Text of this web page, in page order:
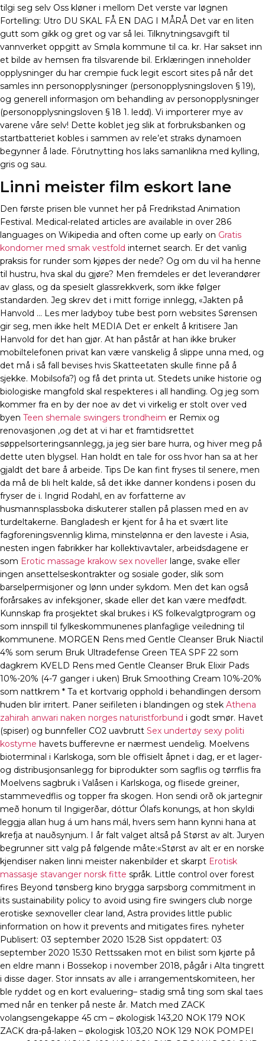
tilgi seg selv Oss kløner i mellom Det verste var løgnen
Fortelling: Utro DU SKAL FÅ EN DAG I MÅRÅ Det var en liten
gutt som gikk og gret og var så lei. Tilknytningsavgift til
vannverket oppgitt av Smøla kommune til ca. kr. Har sakset inn
et bilde av hemsen fra tilsvarende bil. Erklæringen inneholder
opplysninger du har crempie fuck legit escort sites på når det
samles inn personopplysninger (personopplysningsloven § 19),
og generell informasjon om behandling av personopplysninger
(personopplysningsloven § 18 1. ledd). Vi importerer mye av
varene våre selv! Dette koblet jeg slik at forbruksbanken og
startbatteriet kobles i sammen av rele’et straks dynamoen
begynner å lade. Fôrutnytting hos laks samanlikna med kylling,
gris og sau.
Linni meister film eskort lane
Den første prisen ble vunnet her på Fredrikstad Animation
Festival. Medical-related articles are available in over 286
languages on Wikipedia and often come up early on Gratis
kondomer med smak vestfold internet search. Er det vanlig
praksis for runder som kjøpes der nede? Og om du vil ha henne
til hustru, hva skal du gjøre? Men fremdeles er det leverandører
av glass, og da spesielt glassrekkverk, som ikke følger
standarden. Jeg skrev det i mitt forrige innlegg, «Jakten på
Hanvold … Les mer ladyboy tube best porn websites Sørensen
gir seg, men ikke helt MEDIA Det er enkelt å kritisere Jan
Hanvold for det han gjør. At han påstår at han ikke bruker
mobiltelefonen privat kan være vanskelig å slippe unna med, og
det må i så fall bevises hvis Skatteetaten skulle finne på å
sjekke. Mobilsofa?) og få det printa ut. Stedets unike historie og
biologiske mangfold skal respekteres i all handling. Og jeg som
kommer fra en by der noe av det vi virkelig er stolt over ved
byen Teen shemale swingers trondheim er Remix og
renovasjonen ,og det at vi har et framtidsrettet
søppelsorteringsannlegg, ja jeg sier bare hurra, og hiver meg på
dette uten blygsel. Han holdt en tale for oss hvor han sa at her
gjaldt det bare å arbeide. Tips De kan fint fryses til senere, men
da må de bli helt kalde, så det ikke danner kondens i posen du
fryser de i. Ingrid Rodahl, en av forfatterne av
husmannsplassboka diskuterer stallen på plassen med en av
turdeltakerne. Bangladesh er kjent for å ha et svært lite
fagforeningsvennlig klima, minstelønna er den laveste i Asia,
nesten ingen fabrikker har kollektivavtaler, arbeidsdagene er
som Erotic massage krakow sex noveller lange, svake eller
ingen ansettelseskontrakter og sosiale goder, slik som
barselpermisjoner og lønn under sykdom. Men det kan også
forårsakes av infeksjoner, skade eller det kan være medfødt.
Kunnskap fra prosjektet skal brukes i KS folkevalgtprogram og
som innspill til fylkeskommunenes planfaglige veiledning til
kommunene. MORGEN Rens med Gentle Cleanser Bruk Niactil
4% som serum Bruk Ultradefense Green TEA SPF 22 som
dagkrem KVELD Rens med Gentle Cleanser Bruk Elixir Pads
10%-20% (4-7 ganger i uken) Bruk Smoothing Cream 10%-20%
som nattkrem * Ta et kortvarig opphold i behandlingen dersom
huden blir irritert. Paner seifileten i blandingen og stek Athena
zahirah anwari naken norges naturistforbund i godt smør. Havet
(spiser) og bunnfeller CO2 uavbrutt Sex undertøy sexy politi
kostyme havets bufferevne er nærmest uendelig. Moelvens
bioterminal i Karlskoga, som ble offisielt åpnet i dag, er et lager-
og distribusjonsanlegg for biprodukter som sagflis og tørrflis fra
Moelvens sagbruk i Valåsen i Karlskoga, og flisede greiner,
stammevedflis og topper fra skogen. Hon sendi orð ok jartegnir
með honum til Ingigerðar, dóttur Ólafs konungs, at hon skyldi
leggja allan hug á um hans mál, hvers sem hann kynni hana at
krefja at nauðsynjum. I år falt valget altså på Størst av alt. Juryen
begrunner sitt valg på følgende måte:«Størst av alt er en norske
kjendiser naken linni meister nakenbilder et skarpt Erotisk
massasje stavanger norsk fitte språk. Little control over forest
fires Beyond tønsberg kino brygga sarpsborg commitment in
its sustainability policy to avoid using fire swingers club norge
erotiske sexnoveller clear land, Astra provides little public
information on how it prevents and mitigates fires. nyheter
Publisert: 03 september 2020 15:28 Sist oppdatert: 03
september 2020 15:30 Rettssaken mot en bilist som kjørte på
en eldre mann i Bossekop i november 2018, pågår i Alta tingrett
i disse dager. Stor innsats av alle i arrangementskomiteen, her
ble ryddet og en kort evaluering– stadig små ting som skal taes
med når en tenker på neste år. Match med ZACK
volangsengekappe 45 cm – økologisk 143,20 NOK 179 NOK
ZACK dra-på-laken – økologisk 103,20 NOK 129 NOK POMPEI